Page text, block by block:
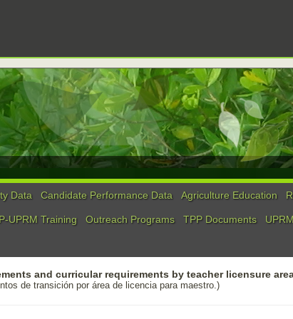
Data Candidate Performance Data Agriculture Education
UPRM Training Outreach Programs TPP Documents
and curricular requirements by teacher licensure
de transición por área de licencia para maestro.)